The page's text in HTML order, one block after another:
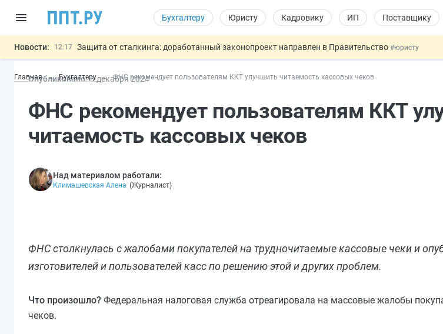
Бухгалтеру Юристу Кадровику ИП Поставщику
Новости: 12:17 Защита от сталкинга: доработанный законопроект направлен в Правительство #юристу
10:09 Риск атак БПЛА можно учитывать при оценке профрисков#кадровику
05.08
Важно Подписан закон об упрощении госзакупок по 44-ФЗ#заказчику
Главная Бухгалтеру ФНС рекомендует пользователям ККТ улучшить читаемость кассовых чеков
Опубликовано: 3 декабря 2024
ФНС рекомендует пользователям ККТ
читаемость кассовых чеков
Над материалом работали:
Климашевская Алена (Журналист)
ФНС столкнулась с жалобами покупателей на трудночитаемые кассовые чеки и
изготовителей и пользователей касс по решению этой и других проблем.
Что произошло? Федеральная налоговая служба отреагировала на массовые жалобы
чеков.